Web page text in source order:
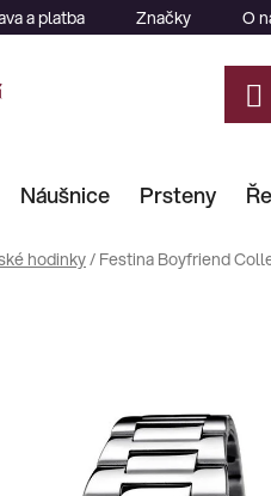
a platba Značky O
Náušnice Prsteny
hodinky/ Festina Boyfriend